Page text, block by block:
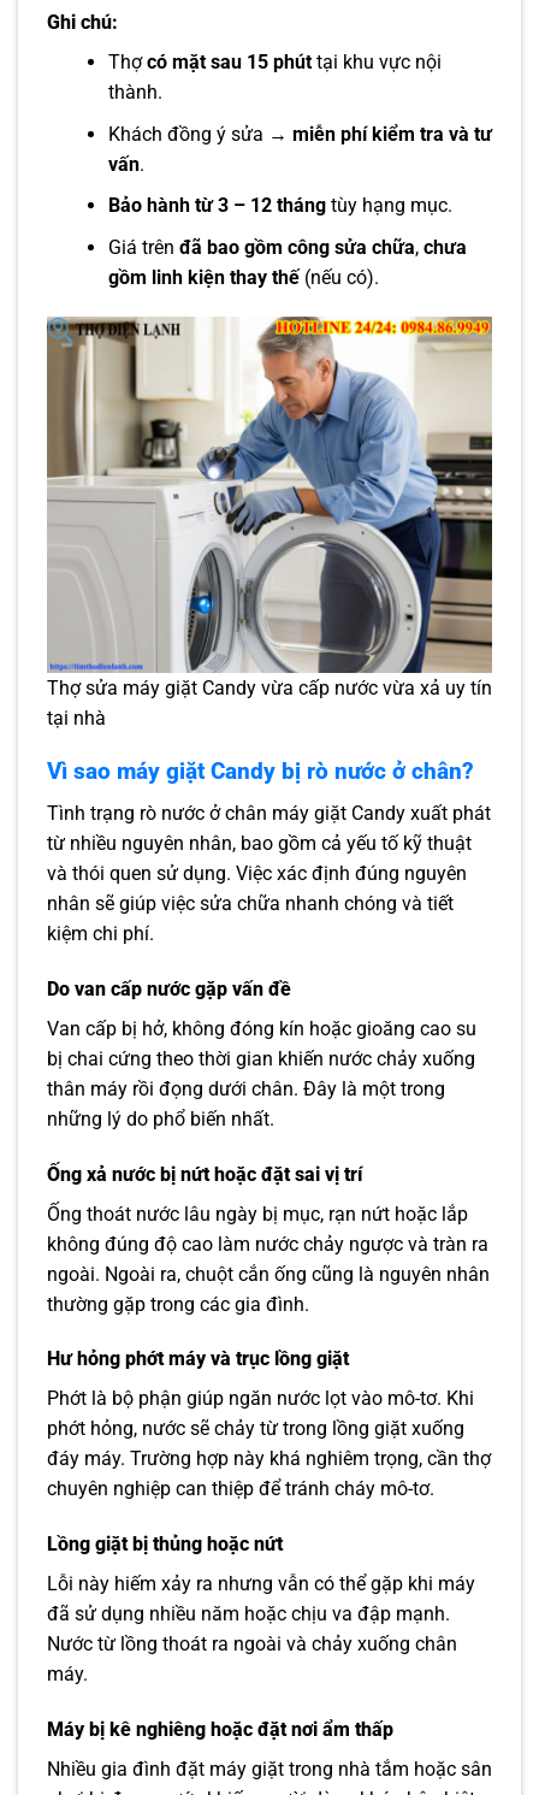
Ghi chú:
Thợcó mặt sau 15 phúttại khu vực nội
thành.
Khách đồng ý sửa → miễn phí kiểm tra và tư
vấn.
Bảo hành từ 3 – 12 thángtùy hạng mục.
Giá trên đã bao gồm công sửa chữa, chưa
gồm linh kiện thay thế(nếu có).
Thợ sửa máy giặt Candy vừa cấp nước vừa xả uy tín
tại nhà
Vì sao máy giặt Candy bị rò nước ở chân?
Tình trạng rò nước ở chân máy giặt Candy xuất phát
từ nhiều nguyên nhân, bao gồm cả yếu tố kỹ thuật
và thói quen sử dụng. Việc xác định đúng nguyên
nhân sẽ giúp việc sửa chữa nhanh chóng và tiết
kiệm chi phí.
Do van cấp nước gặp vấn đề
Van cấp bị hở, không đóng kín hoặc gioăng cao su
bị chai cứng theo thời gian khiến nước chảy xuống
thân máy rồi đọng dưới chân. Đây là một trong
những lý do phổ biến nhất.
Ống xả nước bị nứt hoặc đặt sai vị trí
Ống thoát nước lâu ngày bị mục, rạn nứt hoặc lắp
không đúng độ cao làm nước chảy ngược và tràn ra
ngoài. Ngoài ra, chuột cắn ống cũng là nguyên nhân
thường gặp trong các gia đình.
Hư hỏng phớt máy và trục lồng giặt
Phớt là bộ phận giúp ngăn nước lọt vào mô-tơ. Khi
phớt hỏng, nước sẽ chảy từ trong lồng giặt xuống
đáy máy. Trường hợp này khá nghiêm trọng, cần thợ
chuyên nghiệp can thiệp để tránh cháy mô-tơ.
Lồng giặt bị thủng hoặc nứt
Lỗi này hiếm xảy ra nhưng vẫn có thể gặp khi máy
đã sử dụng nhiều năm hoặc chịu va đập mạnh.
Nước từ lồng thoát ra ngoài và chảy xuống chân
máy.
Máy bị kê nghiêng hoặc đặt nơi ẩm thấp
Nhiều gia đình đặt máy giặt trong nhà tắm hoặc sân